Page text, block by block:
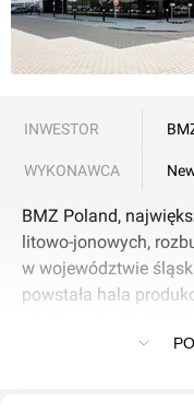
INWESTOR
WYKONAWCA
BMZ Poland,
litowo-jonowych,
w województwie
powstała hala